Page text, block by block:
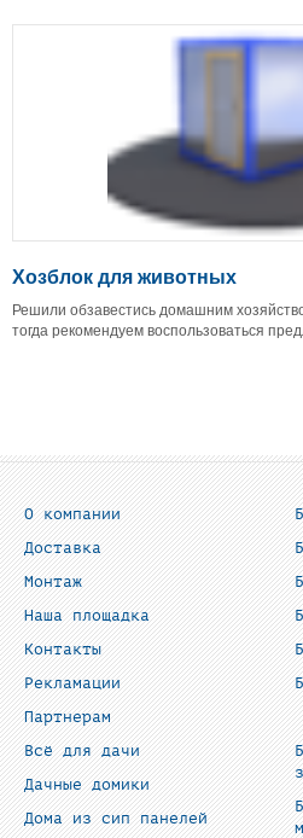
Хозблок для животных
Решили обзавестись домашним
тогда рекомендуем воспользоваться
О компании
Доставка
Монтаж
Наша площадка
Контакты
Рекламации
Партнерам
Всё для дачи
Дачные домики
Дома из сип панелей